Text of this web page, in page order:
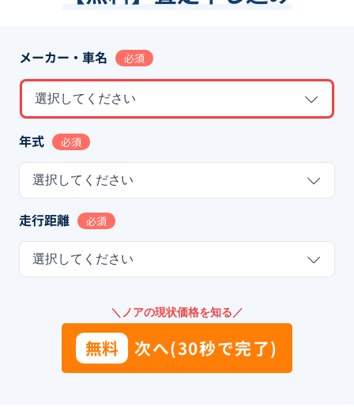
メーカー・車名 必須
選択してください
年式 必須
選択してください
走行距離 必須
選択してください
＼ノアの現状価格を知る／
無料 次へ(30秒で完了)